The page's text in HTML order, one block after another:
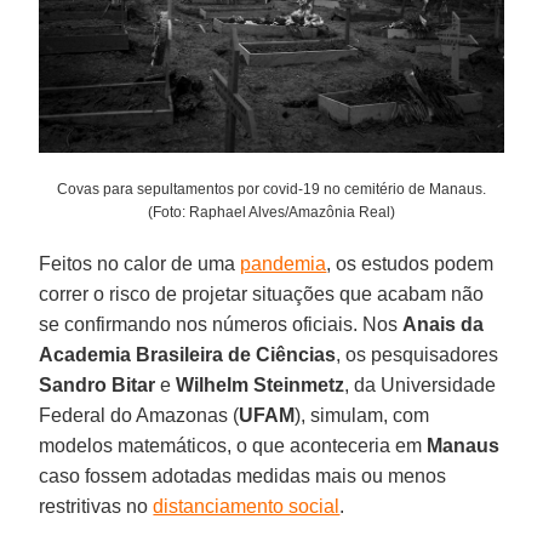
Covas para sepultamentos por covid-19 no cemitério de Manaus.
(Foto: Raphael Alves/Amazônia Real)
Feitos no calor de uma pandemia, os estudos podem
correr o risco de projetar situações que acabam não
se confirmando nos números oficiais. Nos Anais da
Academia Brasileira de Ciências, os pesquisadores
Sandro Bitar eWilhelm Steinmetz, da Universidade
Federal do Amazonas (UFAM), simulam, com
modelos matemáticos, o que aconteceria em Manaus
caso fossem adotadas medidas mais ou menos
restritivas nodistanciamento social .